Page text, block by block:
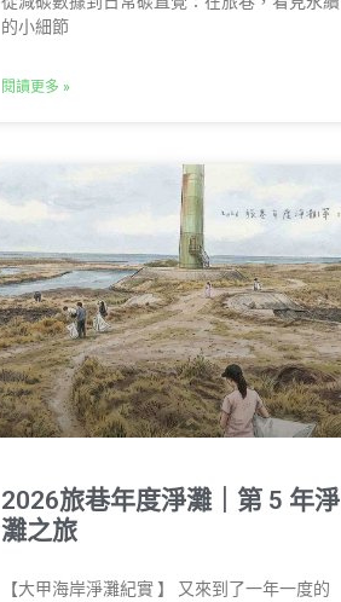
的小細節
閱讀更多 »
2026旅巷年度淨灘｜第 5 年淨
灘之旅
【大甲海岸淨灘紀實 】 又來到了一年一度的